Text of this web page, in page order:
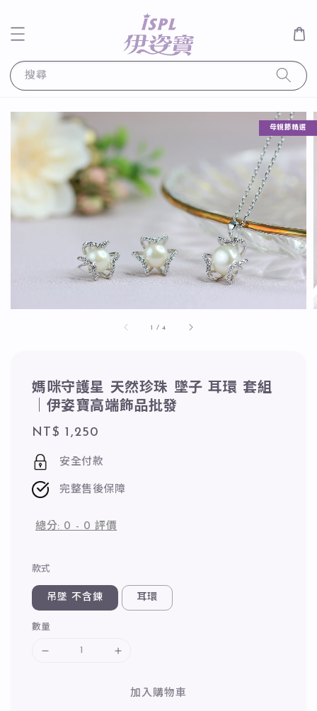
搜尋
1 /4
母親節精選
媽咪守護星 天然珍珠 墜子 耳環 套組
｜伊姿寶高端飾品批發
Regular
price
NT$ 1,250
安全付款
完整售後保障
總分: 0 - 0 評價
款式
吊墜 不含鍊 耳環
數量
加入購物車